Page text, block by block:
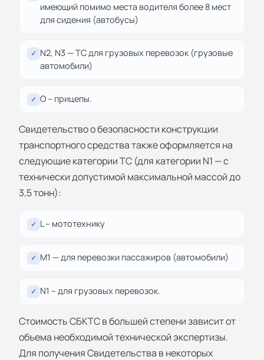
имеющий помимо места водителя более 8 мест
для сидения (автобусы)
✓ N2, N3 — ТС для грузовых перевозок (грузовые
автомобили)
✓ О – прицепы.
Свидетельство о безопасности конструкции
транспортного средства также оформляется на
следующие категории ТС (для категории N1 — с
технически допустимой максимальной массой до
3,5 тонн):
✓ L – мототехнику
✓ М1 — для перевозки пассажиров (автомобили)
✓ N1 – для грузовых перевозок.
Стоимость СБКТС в большей степени зависит от
объема необходимой технической экспертизы.
Для получения Свидетельства в некоторых